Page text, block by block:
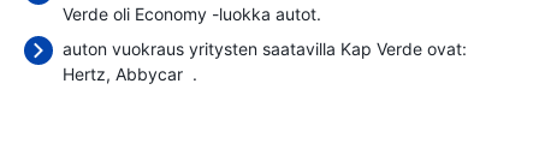
Verde oli Economy -luokka autot.
auton vuokraus yritysten saatavilla Kap Verde ovat:
Hertz Abbycar .